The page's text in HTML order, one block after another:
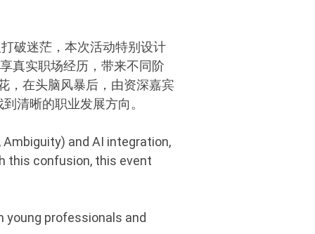
破迷茫，本次活动特别设计
真实职场经历，带来不同阶
，在头脑风暴后，由资深嘉宾
清晰的职业发展方向。
and AI integration,
this confusion, this event
professionals and